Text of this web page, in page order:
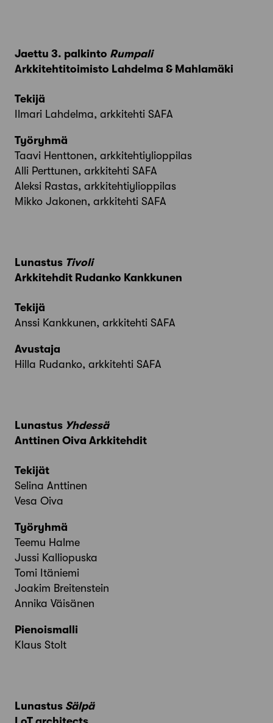
Jaettu 3. palkinto Rumpali
Arkkitehtitoimisto Lahdelma & Mahlamäki
Tekijä
Ilmari Lahdelma, arkkitehti SAFA
Työryhmä
Taavi Henttonen, arkkitehtiylioppilas
Alli Perttunen, arkkitehti SAFA
Aleksi Rastas, arkkitehtiylioppilas
Mikko Jakonen, arkkitehti SAFA
Lunastus Tivoli
Arkkitehdit Rudanko Kankkunen
Tekijä
Anssi Kankkunen, arkkitehti SAFA
Avustaja
Hilla Rudanko, arkkitehti SAFA
Lunastus Yhdessä
Anttinen Oiva Arkkitehdit
Tekijät
Selina Anttinen
Vesa Oiva
Työryhmä
Teemu Halme
Jussi Kalliopuska
Tomi Itäniemi
Joakim Breitenstein
Annika Väisänen
Pienoismalli
Klaus Stolt
Lunastus Sälpä